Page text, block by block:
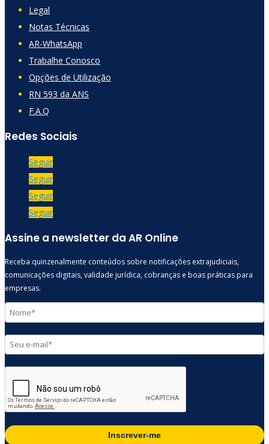
Legal
Notas Técnicas
AR-WhatsApp
Trabalhe Conosco
Opções de Utilização
RN 593 da ANS
F.A.Q
Redes Sociais
Seguir
Seguir
Seguir
Seguir
Assine a newsletter da AR Online
Receba quinzenalmente conteúdos sobre notificações extrajudiciais,
comunicações digitais, validade jurídica, cobranças e boas práticas para
empresas.
Inscrever-me